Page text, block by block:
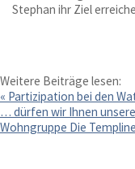
Allgemeine
Stephan ihr Ziel
Weitere Beiträge lesen:
« Partizipation bei den
… dürfen wir Ihnen
Wohngruppe Die